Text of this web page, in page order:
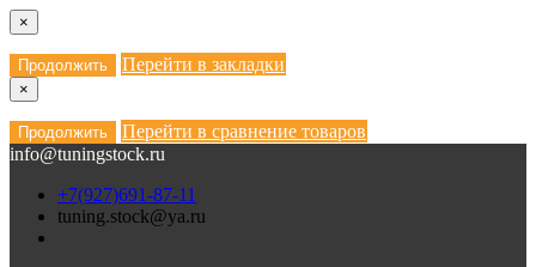
×
Продолжить Перейти в закладки
×
Продолжить
Перейти в сравнение товаров
info@tuningstock.ru
+7(927)691-87-11
tuning.stock@ya.ru